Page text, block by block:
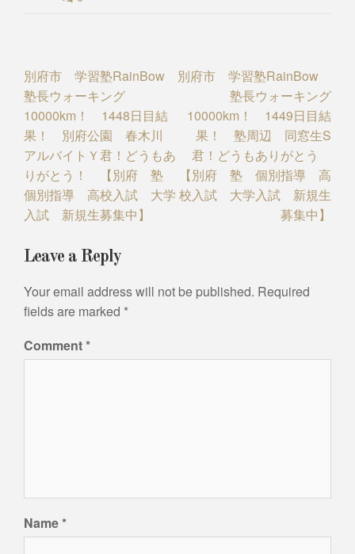
Post
navigation
別府市 学習塾RainBow
塾長ウォーキング
10000km！ 1448日目結
果！ 別府公園 春木川
アルバイトＹ君！どうもあ
りがとう！ 【別府 塾
個別指導 高校入試 大学
入試 新規生募集中】
別府市 学習塾RainBow
塾長ウォーキング
10000km！ 1449日目結
果！ 塾周辺 同窓生S
君！どうもありがとう
【別府 塾 個別指導 高
校入試 大学入試 新規生
募集中】
Leave a Reply
Your email address will not be published. Required
fields are marked *
Comment*
Name*